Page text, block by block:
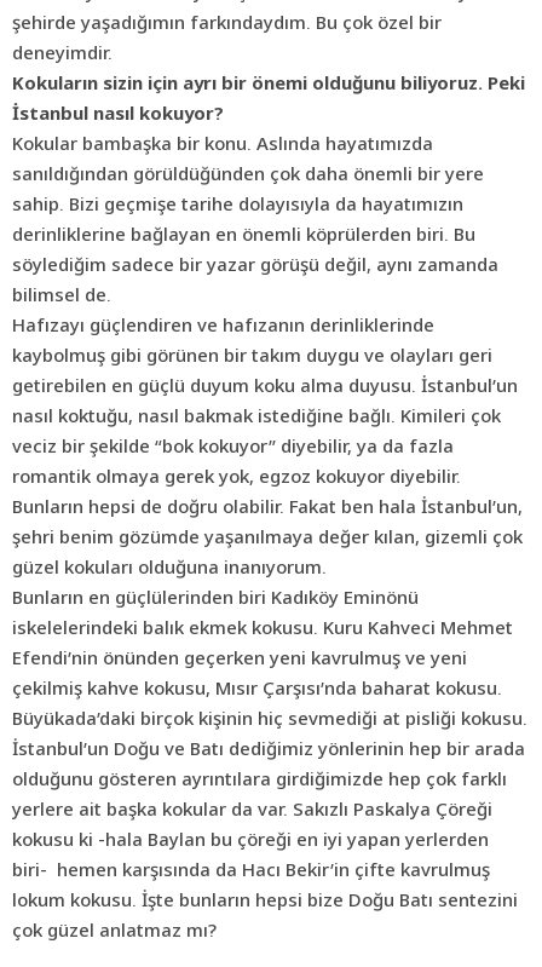
şehirde yaşadığımın farkındaydım. Bu çok özel bir
deneyimdir.
Kokuların sizin için ayrı bir önemi olduğunu biliyoruz. Peki
İstanbul nasıl kokuyor?
Kokular bambaşka bir konu. Aslında hayatımızda
sanıldığından görüldüğünden çok daha önemli bir yere
sahip. Bizi geçmişe tarihe dolayısıyla da hayatımızın
derinliklerine bağlayan en önemli köprülerden biri. Bu
söylediğim sadece bir yazar görüşü değil, aynı zamanda
bilimsel de.
Hafızayı güçlendiren ve hafızanın derinliklerinde
kaybolmuş gibi görünen bir takım duygu ve olayları geri
getirebilen en güçlü duyum koku alma duyusu. İstanbul’un
nasıl koktuğu, nasıl bakmak istediğine bağlı. Kimileri çok
veciz bir şekilde “bok kokuyor” diyebilir, ya da fazla
romantik olmaya gerek yok, egzoz kokuyor diyebilir.
Bunların hepsi de doğru olabilir. Fakat ben hala İstanbul’un,
şehri benim gözümde yaşanılmaya değer kılan, gizemli çok
güzel kokuları olduğuna inanıyorum.
Bunların en güçlülerinden biri Kadıköy Eminönü
iskelelerindeki balık ekmek kokusu. Kuru Kahveci Mehmet
Efendi’nin önünden geçerken yeni kavrulmuş ve yeni
çekilmiş kahve kokusu, Mısır Çarşısı’nda baharat kokusu.
Büyükada’daki birçok kişinin hiç sevmediği at pisliği kokusu.
İstanbul’un Doğu ve Batı dediğimiz yönlerinin hep bir arada
olduğunu gösteren ayrıntılara girdiğimizde hep çok farklı
yerlere ait başka kokular da var. Sakızlı Paskalya Çöreği
kokusu ki -hala Baylan bu çöreği en iyi yapan yerlerden
biri- hemen karşısında da Hacı Bekir’in çifte kavrulmuş
lokum kokusu. İşte bunların hepsi bize Doğu Batı sentezini
çok güzel anlatmaz mı?